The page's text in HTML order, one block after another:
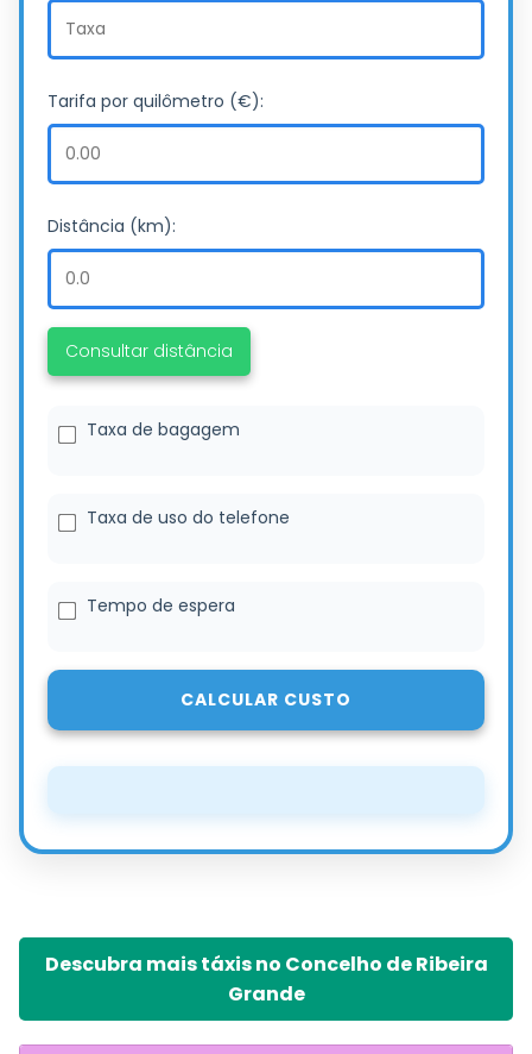
Tarifa por quilômetro (€):
Distância (km):
Consultar distância
Taxa de bagagem
Taxa de uso do telefone
Tempo de espera
CALCULAR CUSTO
Descubra mais táxis no Concelho de Ribeira
Grande